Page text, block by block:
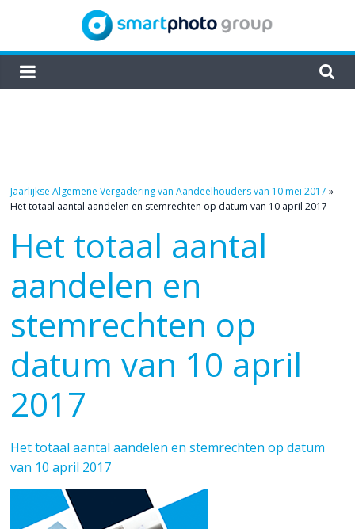
content
smartphoto
Jaarlijkse Algemene Vergadering van Aandeelhouders van 10 mei 2017 »
Het totaal aantal aandelen en stemrechten op datum van 10 april 2017
Het totaal aantal
aandelen en
stemrechten op
datum van 10 april
2017
Het totaal aantal aandelen en stemrechten op datum
van 10 april 2017